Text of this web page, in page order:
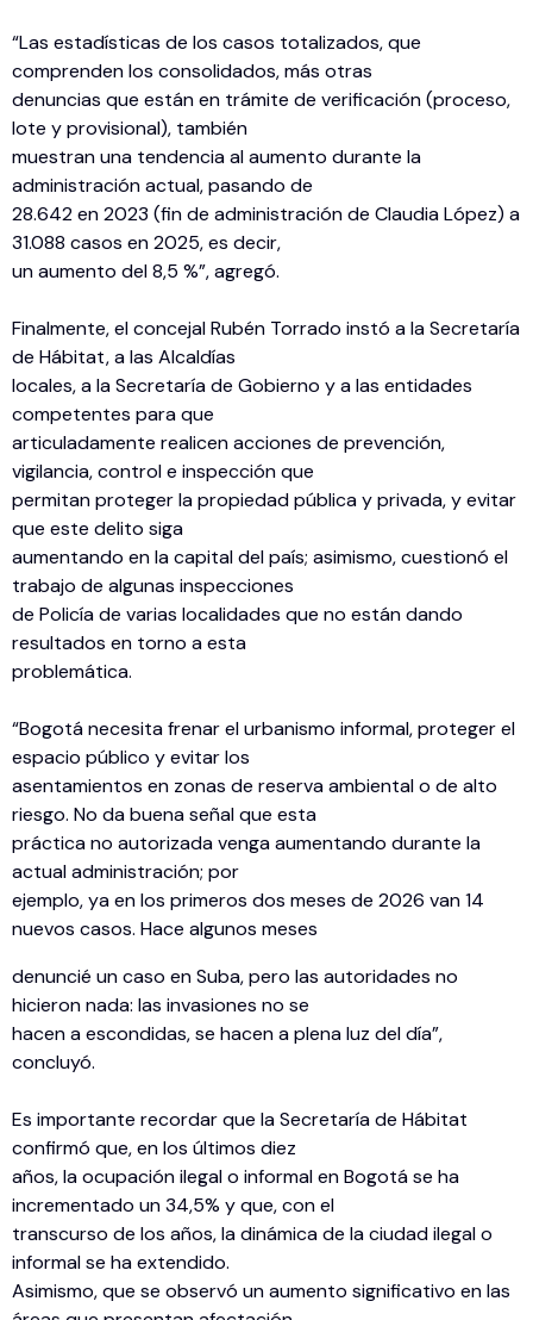
“Las estadísticas de los casos totalizados, que
comprenden los consolidados, más otras
denuncias que están en trámite de verificación (proceso,
lote y provisional), también
muestran una tendencia al aumento durante la
administración actual, pasando de
28.642 en 2023 (fin de administración de Claudia López) a
31.088 casos en 2025, es decir,
un aumento del 8,5 %”, agregó.
Finalmente, el concejal Rubén Torrado instó a la Secretaría
de Hábitat, a las Alcaldías
locales, a la Secretaría de Gobierno y a las entidades
competentes para que
articuladamente realicen acciones de prevención,
vigilancia, control e inspección que
permitan proteger la propiedad pública y privada, y evitar
que este delito siga
aumentando en la capital del país; asimismo, cuestionó el
trabajo de algunas inspecciones
de Policía de varias localidades que no están dando
resultados en torno a esta
problemática.
“Bogotá necesita frenar el urbanismo informal, proteger el
espacio público y evitar los
asentamientos en zonas de reserva ambiental o de alto
riesgo. No da buena señal que esta
práctica no autorizada venga aumentando durante la
actual administración; por
ejemplo, ya en los primeros dos meses de 2026 van 14
nuevos casos. Hace algunos meses
denuncié un caso en Suba, pero las autoridades no
hicieron nada: las invasiones no se
hacen a escondidas, se hacen a plena luz del día”,
concluyó.
Es importante recordar que la Secretaría de Hábitat
confirmó que, en los últimos diez
años, la ocupación ilegal o informal en Bogotá se ha
incrementado un 34,5% y que, con el
transcurso de los años, la dinámica de la ciudad ilegal o
informal se ha extendido.
Asimismo, que se observó un aumento significativo en las